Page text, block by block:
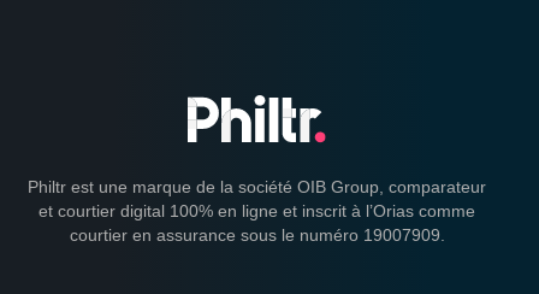
Philtr est une marque de la société OIB Group, comparateur
et courtier digital 100% en ligne et inscrit à l’Orias comme
courtier en assurance sous le numéro 19007909.